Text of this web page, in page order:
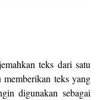
teks dari satu
teks yang
digunakan sebagai